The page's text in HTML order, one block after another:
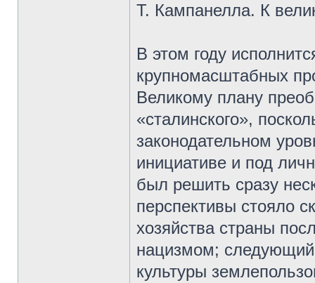
Т. Кампанелла. К
В этом году
крупномасштабных
Великому плану
«сталинского»,
законодательном
инициативе и под
был решить сразу
перспективы стояло
хозяйства страны
нацизмом;
культуры